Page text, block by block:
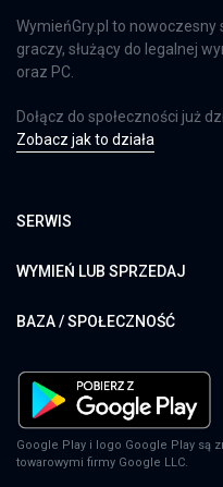
WymieńGry.pl to
graczy, służący do legalnej
oraz PC.
Dołącz do społeczności już
Zobacz jak to działa
SERWIS
WYMIEŃ LUB SPRZEDAJ
BAZA / SPOŁECZNOŚĆ
Google Play i logo Google Play są
towarowymi firmy Google LLC.